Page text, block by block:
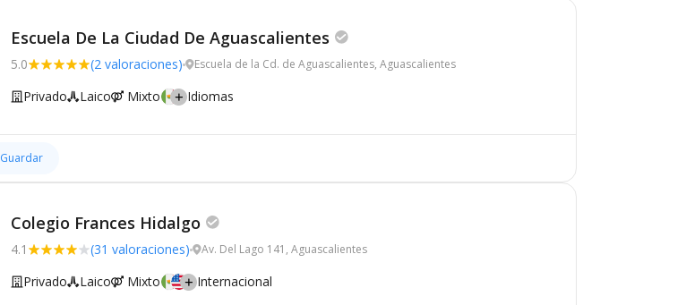
Escuela De La Ciudad De Aguascalientes
5.0 (2 valoraciones) Escuela de la Cd. de Aguascalientes, Aguascalientes
Privado Laico Mixto Idiomas
Guardar
Colegio Frances Hidalgo
4.1 (31 valoraciones) Av. Del Lago 141, Aguascalientes
Privado Laico Mixto Internacional